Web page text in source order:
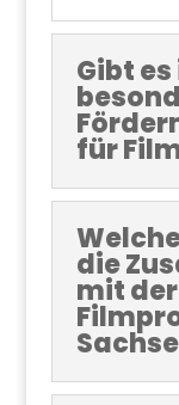
Gibt
für
die
mit der